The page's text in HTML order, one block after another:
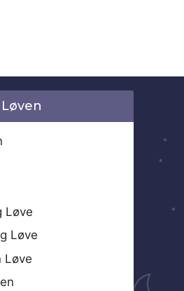
Løve
Løve
Løve